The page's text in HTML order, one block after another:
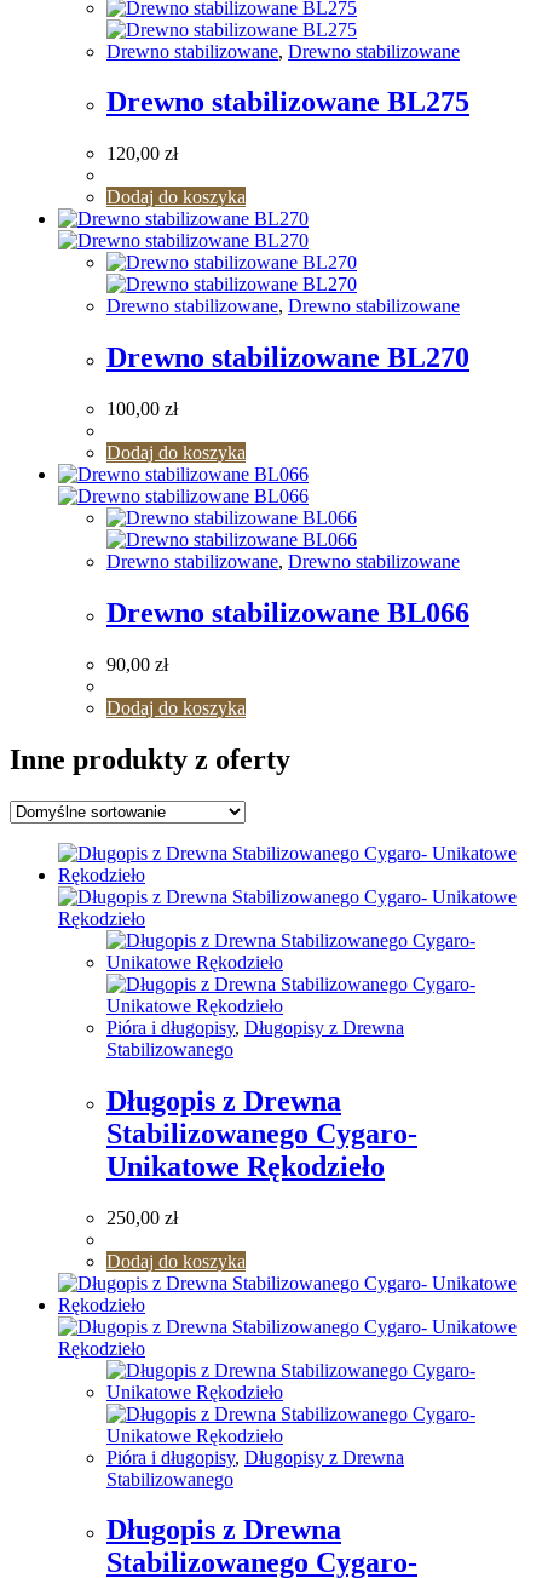
Drewno stabilizowane, Drewno stabilizowane
Drewno stabilizowane BL275
120,00 zł
Dodaj do koszyka
Drewno stabilizowane, Drewno stabilizowane
Drewno stabilizowane BL270
100,00 zł
Dodaj do koszyka
Drewno stabilizowane, Drewno stabilizowane
Drewno stabilizowane BL066
90,00 zł
Dodaj do koszyka
Inne produkty z oferty
Pióra i długopisy, Długopisy z Drewna
Stabilizowanego
Długopis z Drewna
Stabilizowanego Cygaro-
Unikatowe Rękodzieło
250,00 zł
Dodaj do koszyka
Pióra i długopisy, Długopisy z Drewna
Stabilizowanego
Długopis z Drewna
Stabilizowanego Cygaro-